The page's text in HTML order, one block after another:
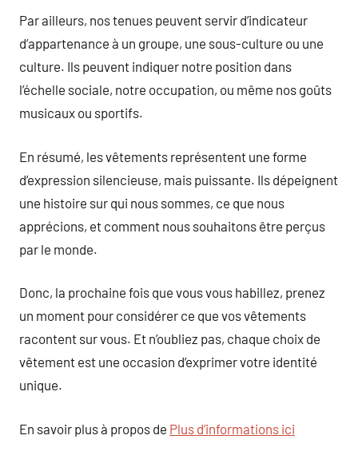
Par ailleurs, nos tenues peuvent servir d’indicateur
d’appartenance à un groupe, une sous-culture ou une
culture. Ils peuvent indiquer notre position dans
l’échelle sociale, notre occupation, ou même nos goûts
musicaux ou sportifs.
En résumé, les vêtements représentent une forme
d’expression silencieuse, mais puissante. Ils dépeignent
une histoire sur qui nous sommes, ce que nous
apprécions, et comment nous souhaitons être perçus
par le monde.
Donc, la prochaine fois que vous vous habillez, prenez
un moment pour considérer ce que vos vêtements
racontent sur vous. Et n’oubliez pas, chaque choix de
vêtement est une occasion d’exprimer votre identité
unique.
En savoir plus à propos de Plus d’informations ici